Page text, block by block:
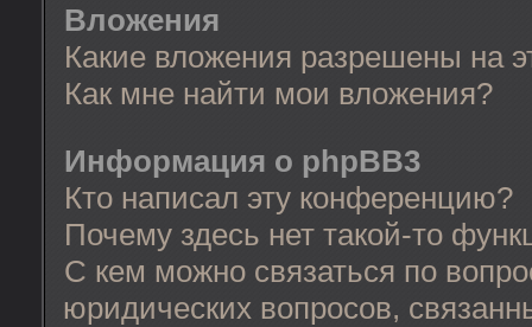
Вложения
Какие вложения разрешены на
Как мне найти мои вложения?
Информация о phpBB3
Кто написал эту конференцию?
Почему здесь нет такой-то
С кем можно связаться по
юридических вопросов,